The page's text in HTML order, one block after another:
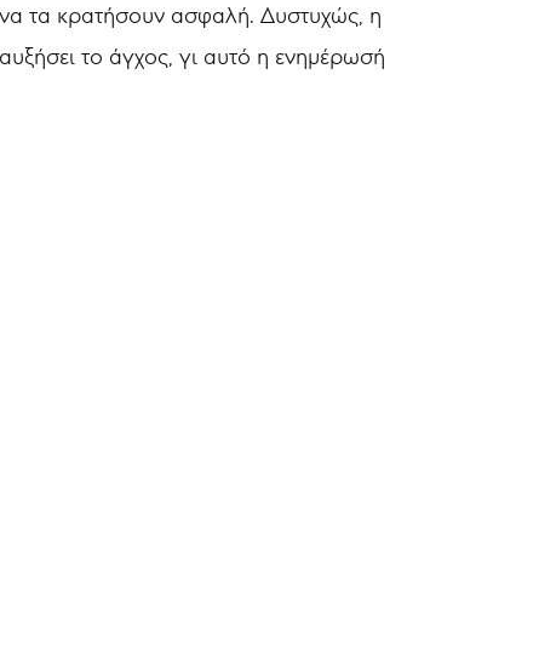
να τα κρατήσουν ασφαλή. Δυστυχώς, η
το άγχος, γι αυτό η ενημέρωσή